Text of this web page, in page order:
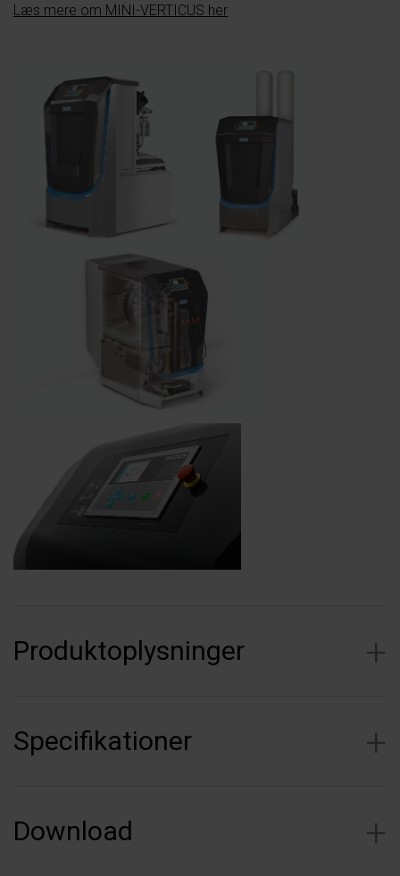
Læs mere om MINI-VERTICUS her
Produktoplysninger
Specifikationer
Download